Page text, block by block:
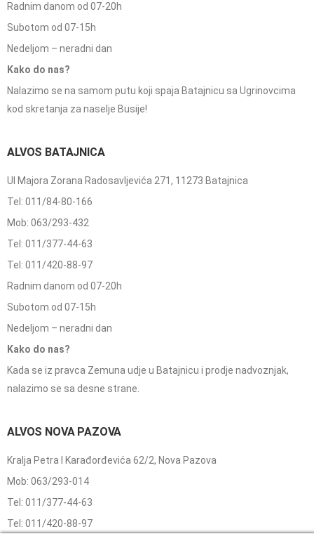
Radnim danom od 07-20h
Subotom od 07-15h
Nedeljom – neradni dan
Kako do nas?
Nalazimo se na samom putu koji spaja Batajnicu sa Ugrinovcima
kod skretanja za naselje Busije!
ALVOS BATAJNICA
Ul Majora Zorana Radosavljevića 271, 11273 Batajnica
Tel: 011/84-80-166
Mob: 063/293-432
Tel: 011/377-44-63
Tel: 011/420-88-97
Radnim danom od 07-20h
Subotom od 07-15h
Nedeljom – neradni dan
Kako do nas?
Kada se iz pravca Zemuna udje u Batajnicu i prodje nadvoznjak,
nalazimo se sa desne strane.
ALVOS NOVA PAZOVA
Kralja Petra I Karađorđevića 62/2, Nova Pazova
Mob: 063/293-014
Tel: 011/377-44-63
Tel: 011/420-88-97